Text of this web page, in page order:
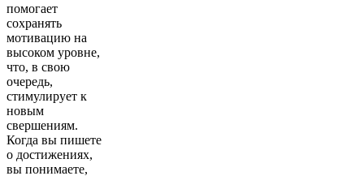
помогает
сохранять
мотивацию на
высоком уровне,
что, в свою
очередь,
стимулирует к
новым
свершениям.
Когда вы пишете
о достижениях,
вы понимаете,